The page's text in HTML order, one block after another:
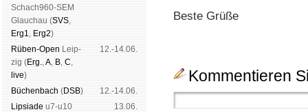
Schach960-SEM
Glau­chau (SVS,
Erg1, Erg2)
Rüben-Open Leip­
zig (Erg.,A, B, C,
live)
12.-14.06.
Büchen­bach (DSB)
12.-14.06.
Lipsiade u7-u10
13.06.
Beste Grüße
Kommentieren